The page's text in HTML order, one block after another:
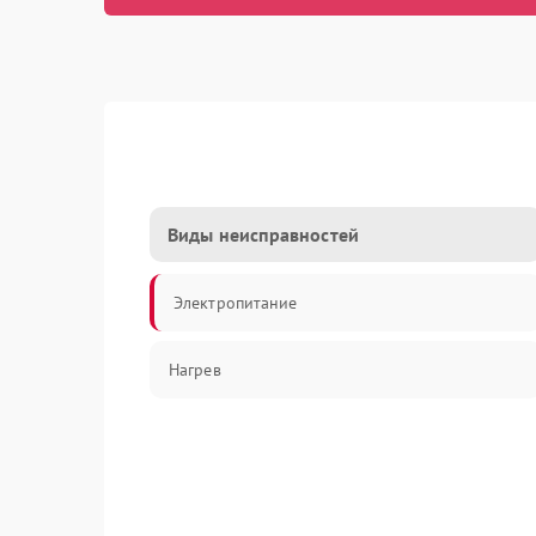
Виды неисправностей
Электропитание
Нагрев